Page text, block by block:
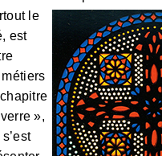
le
est
»,